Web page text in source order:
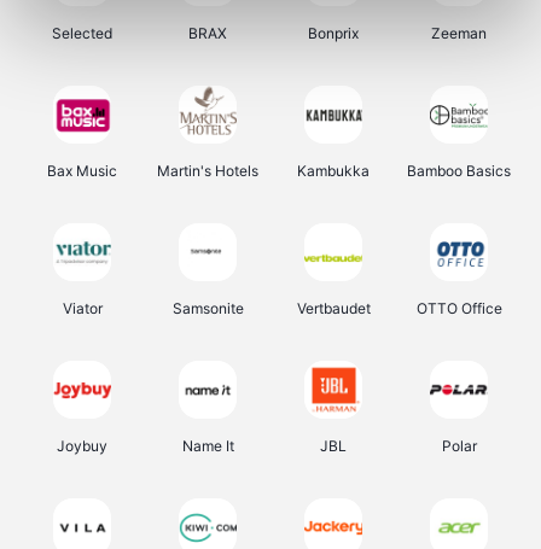
Selected BRAX Bonprix Zeeman
Bax Music Martin's Hotels Kambukka Bamboo Basics
Viator Samsonite Vertbaudet OTTO Office
Joybuy Name It JBL Polar